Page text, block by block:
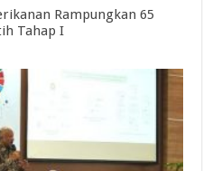
Rampungkan 65
Tahap I